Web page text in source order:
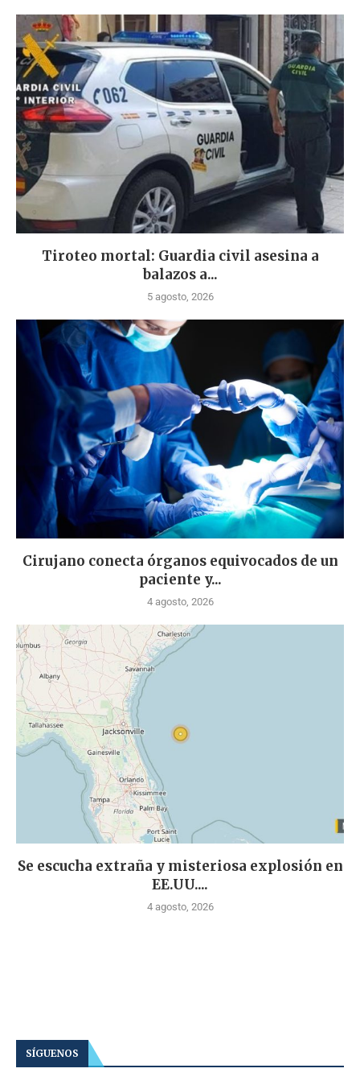
Tiroteo mortal: Guardia civil asesina a
balazos a...
5 agosto, 2026
Cirujano conecta órganos equivocados de un
paciente y...
4 agosto, 2026
Se escucha extraña y misteriosa explosión en
EE.UU....
4 agosto, 2026
SÍGUENOS